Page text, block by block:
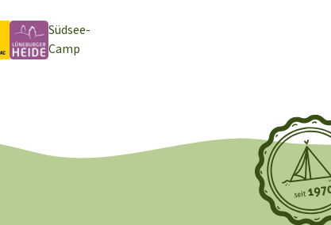
Südsee-
Camp